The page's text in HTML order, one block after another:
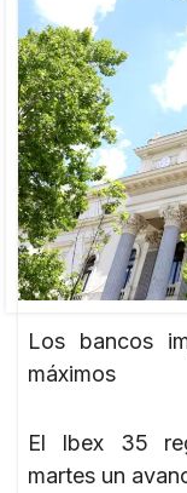
Los bancos
máximos
El Ibex 35
martes un